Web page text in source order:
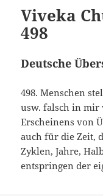
Viveka
498
Deutsche
498. Menschen
usw. falsch in
Erscheinens von
auch für die Zeit,
Zyklen, Jahre,
entspringen der